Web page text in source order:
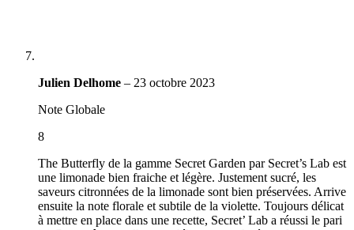
Julien Delhome – 23 octobre 2023
Note Globale
8
The Butterfly de la gamme Secret Garden par Secret’s Lab est
une limonade bien fraiche et légère. Justement sucré, les
saveurs citronnées de la limonade sont bien préservées. Arrive
ensuite la note florale et subtile de la violette. Toujours délicat
à mettre en place dans une recette, Secret’ Lab a réussi le pari